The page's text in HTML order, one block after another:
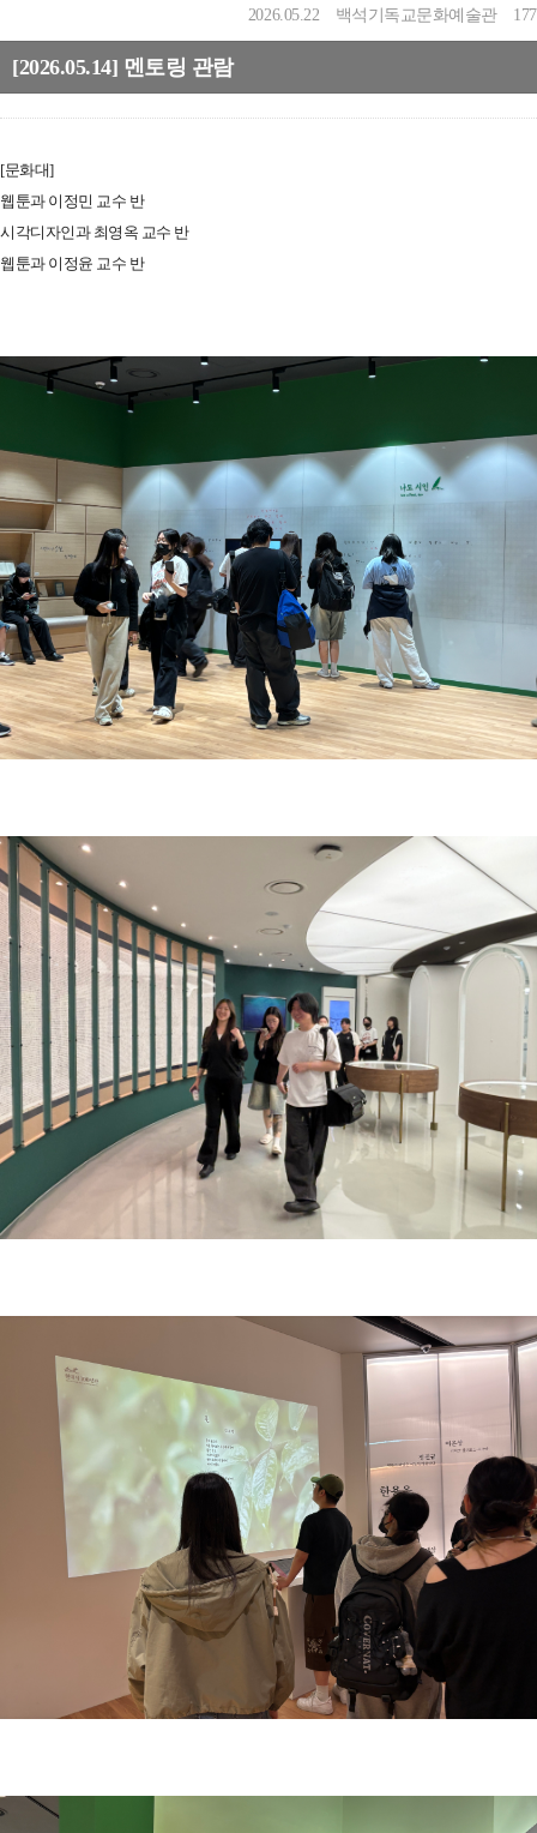
2026.05.22 백석기독교문화예술관 177
[2026.05.14] 멘토링 관람
[문화대]
웹툰과 이정민 교수 반
시각디자인과 최영옥 교수 반
웹툰과 이정윤 교수 반